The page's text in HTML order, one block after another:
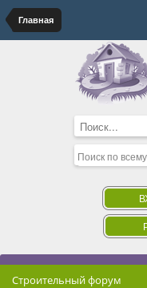
Главная
Строительный форум